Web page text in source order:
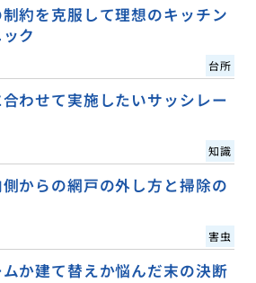
約を克服して理想のキッチン
ク
台所
わせて実施したいサッシレー
知識
からの網戸の外し方と掃除の
害虫
か建て替えか悩んだ末の決断